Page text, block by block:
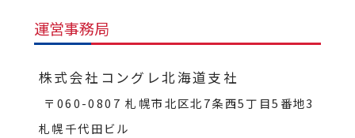
運営事務局
株式会社コングレ北海道支社
〒060-0807 札幌市北区北7条西5丁目5番地3
札幌千代田ビル